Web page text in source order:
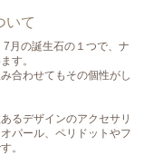
いて
月の誕生石の１つで、ナ
す。
合わせてもその個性がし
るデザインのアクセサリ
パール、ペリドットやフ
。